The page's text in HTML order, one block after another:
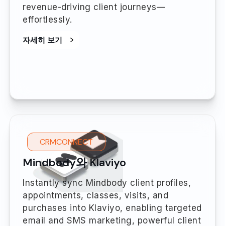
revenue-driving client journeys—
effortlessly.
자세히 보기
CRMCONNECT
Mindbody와 Klaviyo
Instantly sync Mindbody client profiles,
appointments, classes, visits, and
purchases into Klaviyo, enabling targeted
email and SMS marketing, powerful client